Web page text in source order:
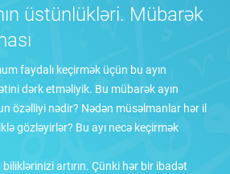
üstünlükləri. Mübarək
faydalı keçirmək üçün bu ayın
dərk etməliyik. Bu mübarək ayın
özəlliyi nədir? Nədən müsəlmanlar hər il
gözləyirlər? Bu ayı necə keçirmək
artırın. Çünki hər bir ibadət